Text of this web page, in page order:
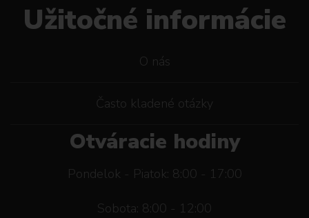
Užitočné informácie
O nás
Často kladené otázky
Otváracie hodiny
Pondelok - Piatok: 8:00 - 17:00
Sobota: 8:00 - 12:00